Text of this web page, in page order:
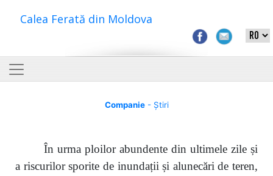
Calea Ferată din Moldova
Companie- Știri
În urma ploilor abundente din ultimele zile și
a riscurilor sporite de inundații și alunecări de teren,